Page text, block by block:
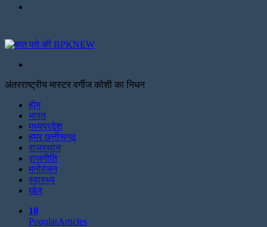
अंतरराष्ट्रीय मास्टर वर्गीज कोशी का निधन
होम
भारत
मध्यप्रदेश
हमर छत्तीसगढ़
राजस्थान
राजनीति
मनोरंजन
स्वास्थ्य
खेल
10
PopularArticles